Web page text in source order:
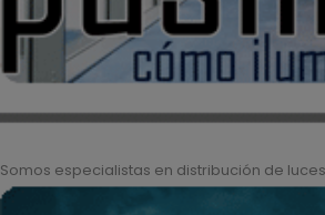
Somos especialistas en distribución de